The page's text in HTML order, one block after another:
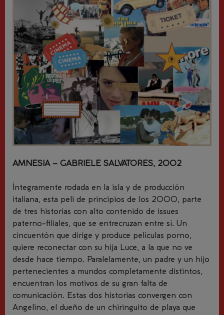
AMNESIA – GABRIELE SALVATORES, 2002
Íntegramente rodada en la isla y de producción
italiana, esta peli de principios de los 2000, parte
de tres historias con alto contenido de issues
paterno-filiales, que se entrecruzan entre sí. Un
cincuentón que dirige y produce películas porno,
quiere reconectar con su hija Luce, a la que no ve
desde hace tiempo. Paralelamente, un padre y un hijo
pertenecientes a mundos completamente distintos,
encuentran los motivos de su gran falta de
comunicación. Estas dos historias convergen con
Angelino, el dueño de un chiringuito de playa que